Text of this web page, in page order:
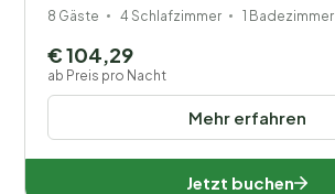
8 Gäste 4 Schlafzimmer 1 Badezimmer
Mehr erfahren
€ 104,29
ab Preis pro Nacht
Jetzt buchen